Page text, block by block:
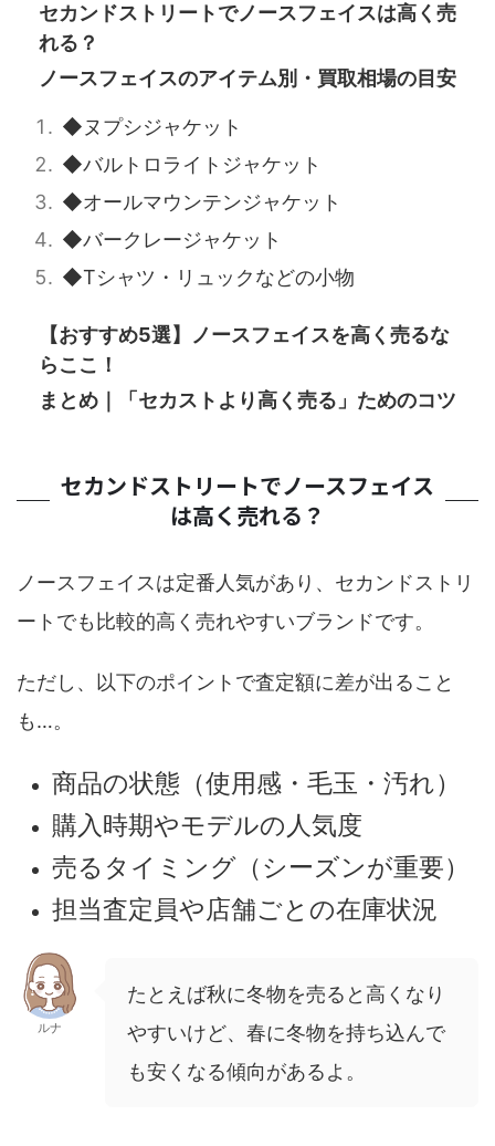
セカンドストリートでノースフェイスは高く売
れる？
ノースフェイスのアイテム別・買取相場の目安
◆ヌプシジャケット
◆バルトロライトジャケット
◆オールマウンテンジャケット
◆バークレージャケット
◆Tシャツ・リュックなどの小物
【おすすめ5選】ノースフェイスを高く売るな
らここ！
まとめ｜「セカストより高く売る」ためのコツ
セカンドストリートでノースフェイス
は高く売れる？
ノースフェイスは定番人気があり、セカンドストリ
ートでも比較的高く売れやすいブランドです。
ただし、以下のポイントで査定額に差が出ること
も…。
商品の状態（使用感・毛玉・汚れ）
購入時期やモデルの人気度
売るタイミング（シーズンが重要）
担当査定員や店舗ごとの在庫状況
ルナ
たとえば秋に冬物を売ると高くなり
やすいけど、春に冬物を持ち込んで
も安くなる傾向があるよ。